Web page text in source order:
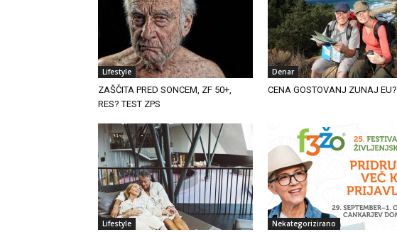
Lifestyle
ZAŠČITA PRED SONCEM, ZF 50+,
RES? TEST ZPS
Denar
CENA GOSTOVANJ ZUNAJ EU?
Lifestyle Nekategorizirano